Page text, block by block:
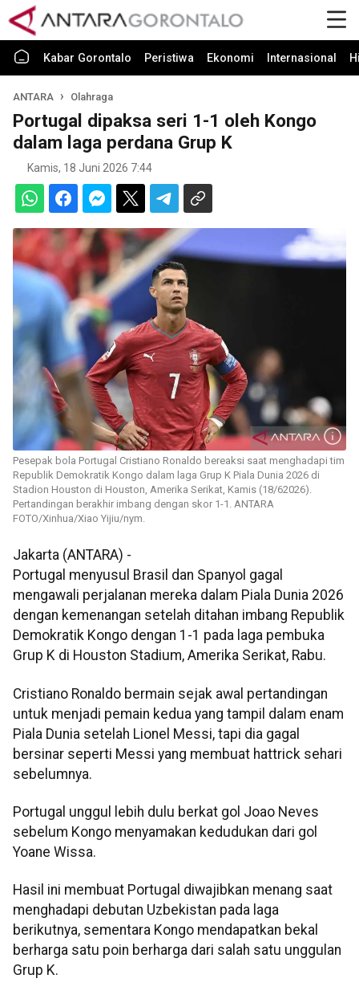
Kabar Gorontalo Peristiwa Ekonomi Internasional
ANTARA Olahraga
Portugal dipaksa seri 1-1 oleh Kongo
dalam laga perdana Grup K
Kamis, 18 Juni 2026 7:44
Pesepak bola Portugal Cristiano Ronaldo bereaksi saat menghadapi tim
Republik Demokratik Kongo dalam laga Grup K Piala Dunia 2026 di
Stadion Houston di Houston, Amerika Serikat, Kamis (18/62026).
Pertandingan berakhir imbang dengan skor 1-1. ANTARA
FOTO/Xinhua/Xiao Yijiu/nym.
Jakarta (ANTARA) -
Portugal menyusul Brasil dan Spanyol gagal
mengawali perjalanan mereka dalam Piala Dunia 2026
dengan kemenangan setelah ditahan imbang Republik
Demokratik Kongo dengan 1-1 pada laga pembuka
Grup K di Houston Stadium, Amerika Serikat, Rabu.
Cristiano Ronaldo bermain sejak awal pertandingan
untuk menjadi pemain kedua yang tampil dalam enam
Piala Dunia setelah Lionel Messi, tapi dia gagal
bersinar seperti Messi yang membuat hattrick sehari
sebelumnya.
Portugal unggul lebih dulu berkat gol Joao Neves
sebelum Kongo menyamakan kedudukan dari gol
Yoane Wissa.
Hasil ini membuat Portugal diwajibkan menang saat
menghadapi debutan Uzbekistan pada laga
berikutnya, sementara Kongo mendapatkan bekal
berharga satu poin berharga dari salah satu unggulan
Grup K.